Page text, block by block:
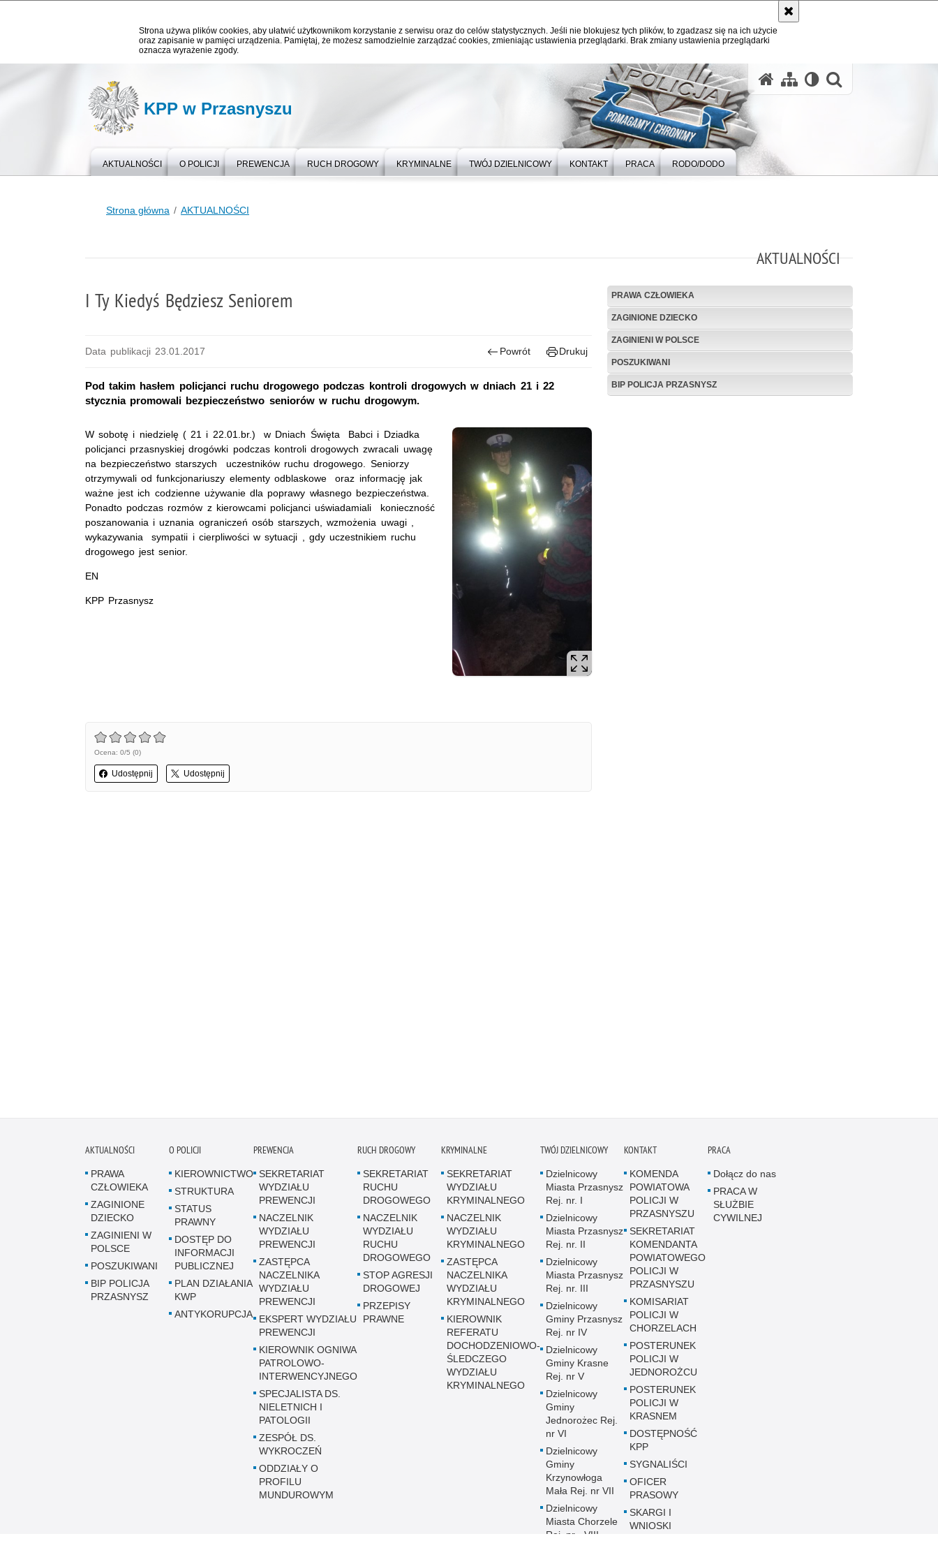
Strona używa plików cookies, aby ułatwić użytkownikom korzystanie z serwisu oraz do celów statystycznych. Jeśli nie blokujesz tych plików, to zgadzasz się na ich użycie
oraz zapisanie w pamięci urządzenia. Pamiętaj, że możesz samodzielnie zarządzać cookies, zmieniając ustawienia przeglądarki. Brak zmiany ustawienia przeglądarki
oznacza wyrażenie zgody.
KPP w Przasnyszu
AKTUALNOŚCI O POLICJI PREWENCJA RUCH DROGOWY KRYMINALNE TWÓJ DZIELNICOWY KONTAKT PRACA RODO/DODO
Strona główna AKTUALNOŚCI
AKTUALNOŚCI
PRAWA CZŁOWIEKA
ZAGINIONE DZIECKO
ZAGINIENI W POLSCE
POSZUKIWANI
BIP POLICJA PRZASNYSZ
I Ty Kiedyś Będziesz Seniorem
Data publikacji 23.01.2017 Powrót Drukuj
Pod takim hasłem policjanci ruchu drogowego podczas kontroli drogowych w dniach 21 i 22
stycznia promowali bezpieczeństwo seniorów w ruchu drogowym.
W sobotę i niedzielę ( 21 i 22.01.br.) w Dniach Święta Babci i Dziadka
policjanci przasnyskiej drogówki podczas kontroli drogowych zwracali uwagę
na bezpieczeństwo starszych uczestników ruchu drogowego. Seniorzy
otrzymywali od funkcjonariuszy elementy odblaskowe oraz informację jak
ważne jest ich codzienne używanie dla poprawy własnego bezpieczeństwa.
Ponadto podczas rozmów z kierowcami policjanci uświadamiali konieczność
poszanowania i uznania ograniczeń osób starszych, wzmożenia uwagi ,
wykazywania sympatii i cierpliwości w sytuacji , gdy uczestnikiem ruchu
drogowego jest senior.
EN
KPP Przasnysz
Ocena: 0/5 (0)
Udostępnij Udostępnij
AKTUALNOŚCI
PRAWA
CZŁOWIEKA
ZAGINIONE
DZIECKO
ZAGINIENI W
POLSCE
POSZUKIWANI
BIP POLICJA
PRZASNYSZ
O POLICJI
KIEROWNICTWO
STRUKTURA
STATUS
PRAWNY
DOSTĘP DO
INFORMACJI
PUBLICZNEJ
PLAN DZIAŁANIA
KWP
ANTYKORUPCJA
PREWENCJA
SEKRETARIAT
WYDZIAŁU
PREWENCJI
NACZELNIK
WYDZIAŁU
PREWENCJI
ZASTĘPCA
NACZELNIKA
WYDZIAŁU
PREWENCJI
EKSPERT WYDZIAŁU
PREWENCJI
KIEROWNIK OGNIWA
PATROLOWO-
INTERWENCYJNEGO
SPECJALISTA DS.
NIELETNICH I
PATOLOGII
ZESPÓŁ DS.
WYKROCZEŃ
ODDZIAŁY O
PROFILU
MUNDUROWYM
RUCH DROGOWY
SEKRETARIAT
RUCHU
DROGOWEGO
NACZELNIK
WYDZIAŁU
RUCHU
DROGOWEGO
STOP AGRESJI
DROGOWEJ
PRZEPISY
PRAWNE
KRYMINALNE
SEKRETARIAT
WYDZIAŁU
KRYMINALNEGO
NACZELNIK
WYDZIAŁU
KRYMINALNEGO
ZASTĘPCA
NACZELNIKA
WYDZIAŁU
KRYMINALNEGO
KIEROWNIK
REFERATU
DOCHODZENIOWO-
ŚLEDCZEGO
WYDZIAŁU
KRYMINALNEGO
TWÓJ DZIELNICOWY
Dzielnicowy
Miasta Przasnysz
Rej. nr. I
Dzielnicowy
Miasta Przasnysz
Rej. nr. II
Dzielnicowy
Miasta Przasnysz
Rej. nr. III
Dzielnicowy
Gminy Przasnysz
Rej. nr IV
Dzielnicowy
Gminy Krasne
Rej. nr V
Dzielnicowy
Gminy
Jednorożec Rej.
nr VI
Dzielnicowy
Gminy
Krzynowłoga
Mała Rej. nr VII
Dzielnicowy
Miasta Chorzele
Rej. nr - VIII
KONTAKT
KOMENDA
POWIATOWA
POLICJI W
PRZASNYSZU
SEKRETARIAT
KOMENDANTA
POWIATOWEGO
POLICJI W
PRZASNYSZU
KOMISARIAT
POLICJI W
CHORZELACH
POSTERUNEK
POLICJI W
JEDNOROŻCU
POSTERUNEK
POLICJI W
KRASNEM
DOSTĘPNOŚĆ
KPP
SYGNALIŚCI
OFICER
PRASOWY
SKARGI I
WNIOSKI
PRACA
Dołącz do nas
PRACA W
SŁUŻBIE
CYWILNEJ